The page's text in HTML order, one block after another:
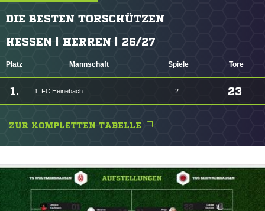
DIE BESTEN TORSCHÜTZEN
HESSEN | HERREN | 26/27
Platz Mannschaft Spiele Tore
1. 1. FC Heinebach 2 23
ZUR KOMPLETTEN TABELLE